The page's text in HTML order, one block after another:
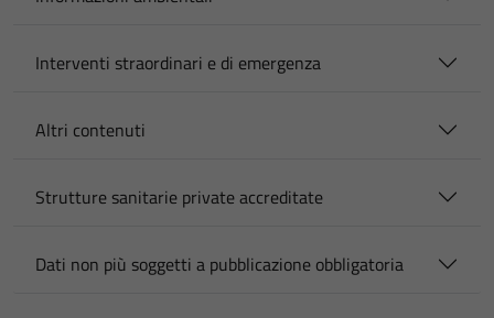
Interventi straordinari e di emergenza
Altri contenuti
Strutture sanitarie private accreditate
Dati non più soggetti a pubblicazione obbligatoria